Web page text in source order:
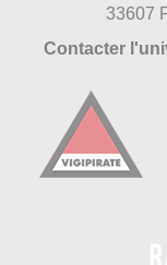
33607
Contacter